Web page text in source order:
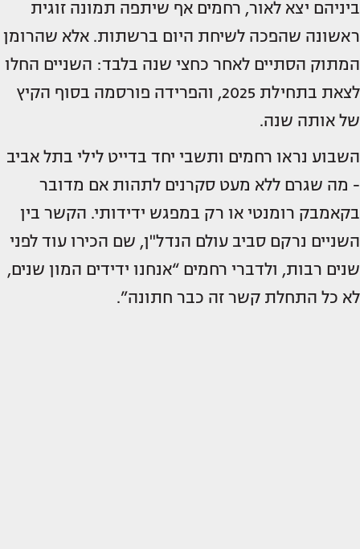
ביניהם יצא לאור, רחמים אף שיתפה תמונה זוגית
ראשונה שהפכה לשיחת היום ברשתות. אלא שהרומן
המתוק הסתיים לאחר כחצי שנה בלבד: השניים החלו
לצאת בתחילת 2025, והפרידה פורסמה בסוף הקיץ
של אותה שנה.
השבוע נראו רחמים ותשבי יחד בדייט לילי בתל אביב
- מה שגרם ללא מעט סקרנים לתהות אם מדובר
בקאמבק רומנטי או רק במפגש ידידותי. הקשר בין
השניים נרקם סביב עולם הנדל"ן, שם הכירו עוד לפני
שנים רבות, ולדברי רחמים “אנחנו ידידים המון שנים,
לא כל התחלת קשר זה כבר חתונה”.